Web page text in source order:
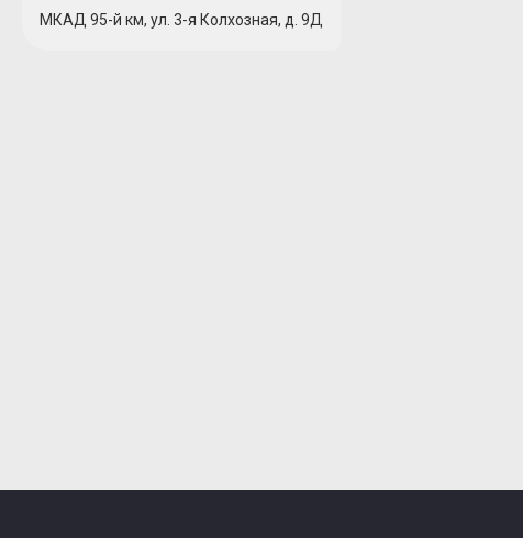
МКАД 95-й км, ул. 3-я Колхозная, д. 9Д